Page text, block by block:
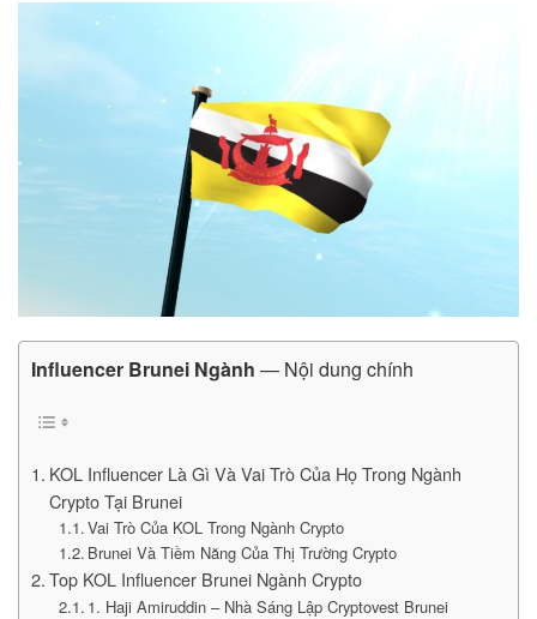
Influencer Brunei Ngành — Nội dung chính
KOL Influencer Là Gì Và Vai Trò Của Họ Trong Ngành
Crypto Tại Brunei
Vai Trò Của KOL Trong Ngành Crypto
Brunei Và Tiềm Năng Của Thị Trường Crypto
Top KOL Influencer Brunei Ngành Crypto
1. Haji Amiruddin – Nhà Sáng Lập Cryptovest Brunei